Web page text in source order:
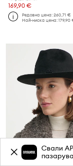
169,90 €
Редовна цена:260,71 €
Най-ниска цена:179,90
Свали